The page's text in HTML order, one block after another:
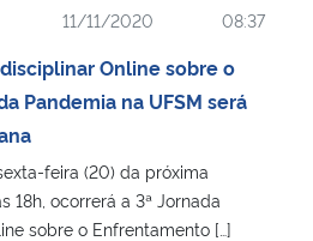
Inovações e Comunicações
11/11/2020 08:37
Online sobre o
Pandemia na UFSM será
feira (20) da próxima
18h, ocorrerá a 3ª Jornada
sobre o Enfrentamento […]